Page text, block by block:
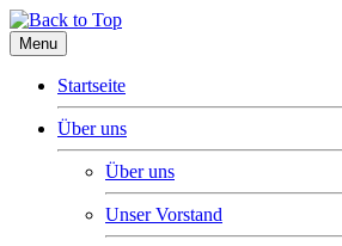
Menu
Startseite
Über uns
Über uns
Unser Vorstand